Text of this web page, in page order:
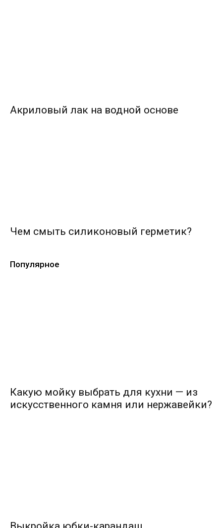
Акриловый лак на водной основе
Чем смыть силиконовый герметик?
Популярное
Какую мойку выбрать для кухни — из
искусственного камня или нержавейки?